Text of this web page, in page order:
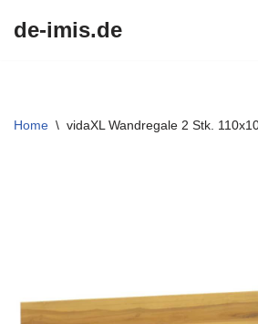
de-imis.de
Home \ vidaXL Wandregale 2 Stk.